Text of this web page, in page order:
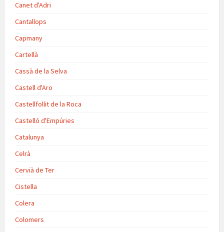
Canet d'Adri
Cantallops
Capmany
Cartellà
Cassà de la Selva
Castell d'Aro
Castellfollit de la Roca
Castelló d'Empúries
Catalunya
Celrà
Cervià de Ter
Cistella
Colera
Colomers